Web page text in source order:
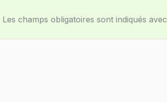
Les champs obligatoires sont indiqués avec